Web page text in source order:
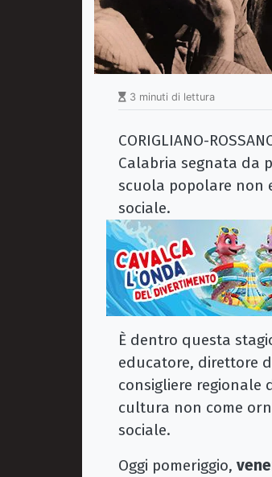
3 minuti di lettura
CORIGLIANO-
Calabria segnata da
scuola popolare non
sociale.
È dentro questa
educatore, direttore
consigliere regionale
cultura non come
sociale.
Oggi pomeriggio,